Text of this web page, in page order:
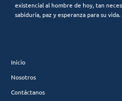
existencial al hombre de hoy, tan
sabiduría, paz y esperanza para su vida.
Inicio
Nosotros
Contáctanos